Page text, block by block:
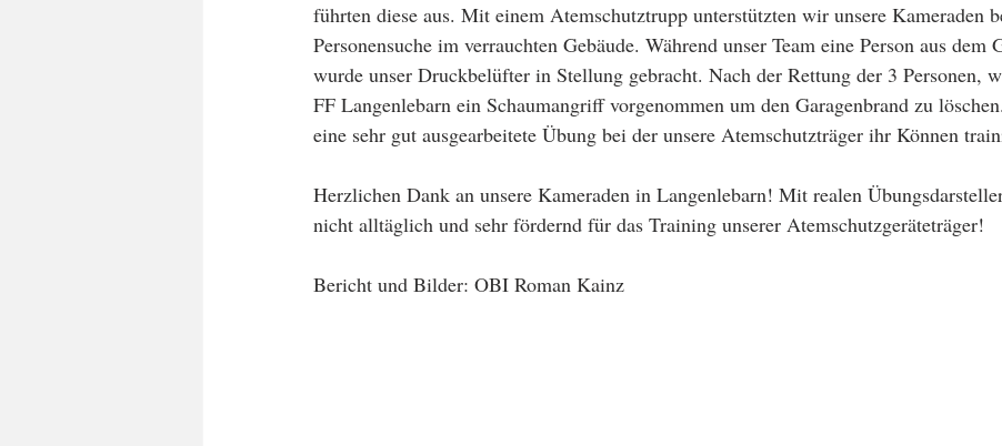
führten diese aus. Mit einem Atemschutztrupp unterstützten wir unsere Kameraden
Personensuche im verrauchten Gebäude. Während unser Team eine Person aus dem
wurde unser Druckbelüfter in Stellung gebracht. Nach der Rettung der 3 Personen,
FF Langenlebarn ein Schaumangriff vorgenommen um den Garagenbrand zu
eine sehr gut ausgearbeitete Übung bei der unsere Atemschutzträger ihr Können
Herzlichen Dank an unsere Kameraden in Langenlebarn! Mit realen
nicht alltäglich und sehr fördernd für das Training unserer Atemschutzgeräteträger!
Bericht und Bilder: OBI Roman Kainz